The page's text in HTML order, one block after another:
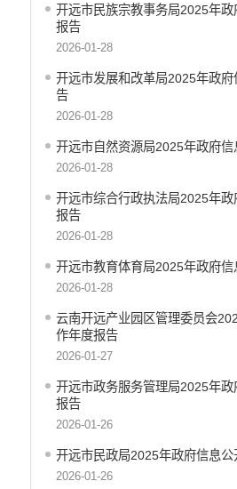
开远市民族宗教事务局2025年
报告
2026-01-28
开远市发展和改革局2025年政
告
2026-01-28
开远市自然资源局2025年政府
2026-01-28
开远市综合行政执法局2025年
报告
2026-01-28
开远市教育体育局2025年政府
2026-01-28
云南开远产业园区管理委员会
作年度报告
2026-01-27
开远市政务服务管理局2025年
报告
2026-01-26
开远市民政局2025年政府信息
2026-01-26